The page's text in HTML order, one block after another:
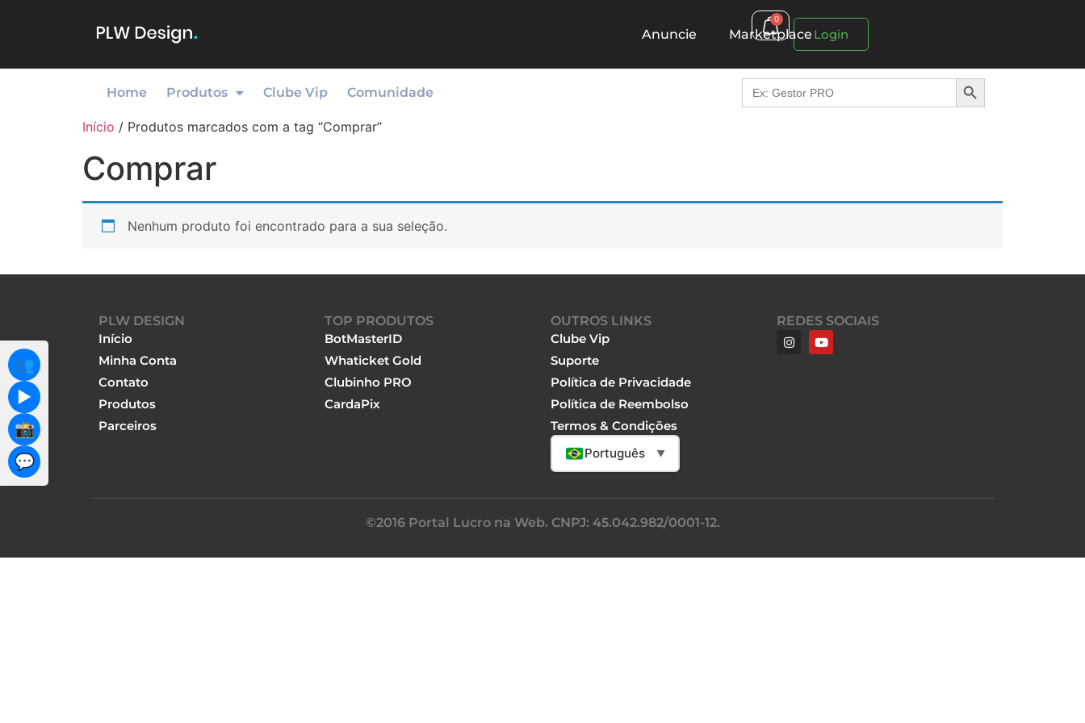
Anuncie Marketplace
0
Login
Home Produtos Clube Vip Comunidade
Search
for:
Search Button
Início / Produtos marcados com a tag “Comprar”
Comprar
Nenhum produto foi encontrado para a sua seleção.
PLW DESIGN
Início
Minha Conta
Contato
Produtos
Parceiros
TOP PRODUTOS
BotMasterID
Whaticket Gold
Clubinho PRO
CardaPix
👥
▶️
📸
💬
OUTROS LINKS
Clube Vip
Suporte
Política de Privacidade
Política de Reembolso
Termos & Condições
Português
▼
REDES SOCIAIS
©2016 Portal Lucro na Web. CNPJ: 45.042.982/0001-12.